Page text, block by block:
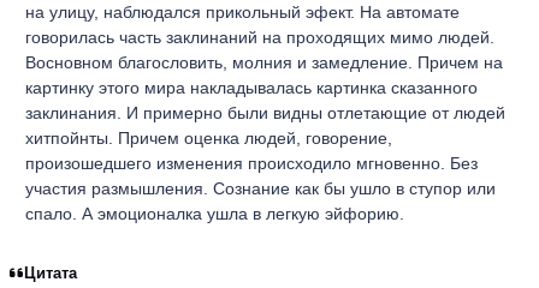
на улицу, наблюдался прикольный эфект. На автомате
говорилась часть заклинаний на проходящих мимо людей.
Восновном благословить, молния и замедление. Причем на
картинку этого мира накладывалась картинка сказанного
заклинания. И примерно были видны отлетающие от людей
хитпойнты. Причем оценка людей, говорение,
произошедшего изменения происходило мгновенно. Без
участия размышления. Сознание как бы ушло в ступор или
спало. А эмоционалка ушла в легкую эйфорию.
Цитата